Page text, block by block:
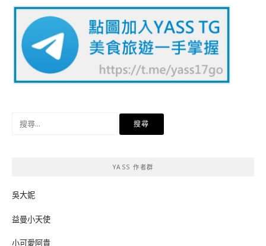
YASS 作者群
吳大妮
益曼小天使
小可愛阿貴